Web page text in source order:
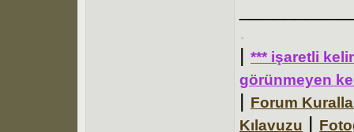
.
| *** işaretli
görünmeyen
| Forum
Kılavuzu |